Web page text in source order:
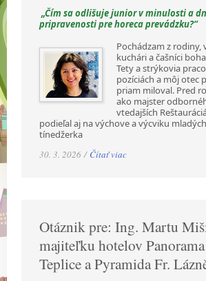
„Čím sa odlišuje junior v minulosti a
pripravenosti pre horeca prevádzku?“
Pochádzam z rodiny,
kuchári a čašníci
Tety a strýkovia
pozíciách a môj otec
priam miloval. Pred
ako majster
vtedajších
podieľal aj na výchove a výcviku
tínedžerka
30. 3. 2026 / Čítať viac
Otáznik pre: Ing. Martu
majiteľku hotelov
Teplice a Pyramida Fr.